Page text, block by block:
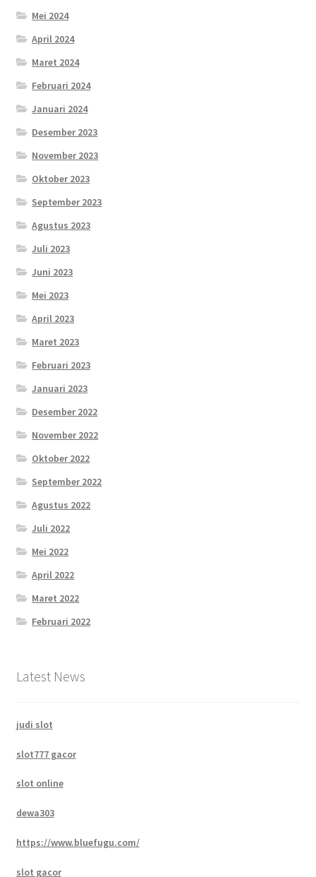
Mei 2024
April 2024
Maret 2024
Februari 2024
Januari 2024
Desember 2023
November 2023
Oktober 2023
September 2023
Agustus 2023
Juli 2023
Juni 2023
Mei 2023
April 2023
Maret 2023
Februari 2023
Januari 2023
Desember 2022
November 2022
Oktober 2022
September 2022
Agustus 2022
Juli 2022
Mei 2022
April 2022
Maret 2022
Februari 2022
Latest News
judi slot
slot777 gacor
slot online
dewa303
https://www.bluefugu.com/
slot gacor